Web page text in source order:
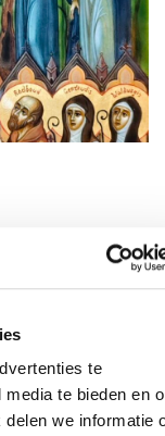
te
te bieden en
we informatie
tot